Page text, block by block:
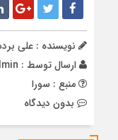
نویسنده : علی
ارسال توسط :
منبع : سورا
بدون دیدگاه